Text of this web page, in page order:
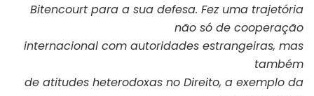
Bitencourt para a sua defesa. Fez uma trajetória
não só de cooperação
internacional com autoridades estrangeiras, mas
também
de atitudes heterodoxas no Direito, a exemplo da